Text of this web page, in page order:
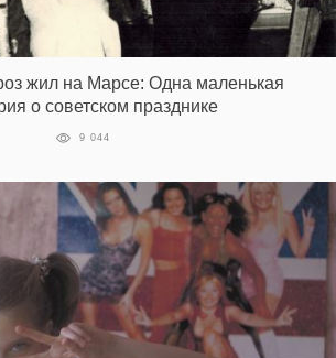
жил на Марсе: Одна маленькая
о советском празднике
9 044